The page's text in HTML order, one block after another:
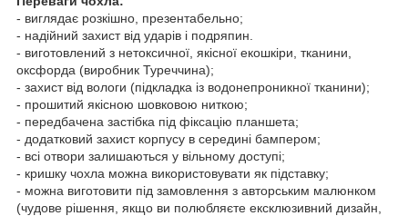
- виглядає розкішно, презентабельно;
- надійний захист від ударів і подряпин.
- виготовлений з нетоксичної, якісної екошкіри, тканини,
оксфорда (виробник Туреччина);
- захист від вологи (підкладка із водонепроникної тканини);
- прошитий якісною шовковою ниткою;
- передбачена застібка під фіксацію планшета;
- додатковий захист корпусу в середині бампером;
- всі отвори залишаються у вільному доступі;
- кришку чохла можна використовувати як підставку;
- можна виготовити під замовлення з авторським малюнком
(чудове рішення, якщо ви полюбляєте ексклюзивний дизайн,